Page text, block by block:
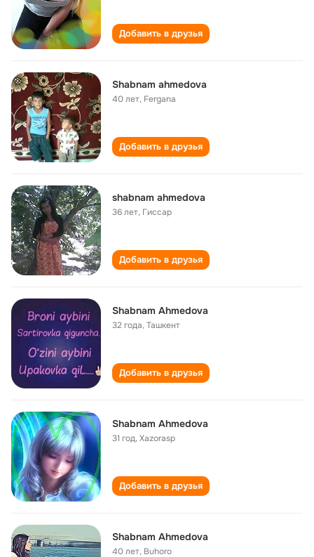
Добавить в друзья
Shabnam ahmedova
40 лет, Fergana
Добавить в друзья
shabnam ahmedova
36 лет, Гиссар
Добавить в друзья
Shabnam Ahmedova
32 года,Ташкент
Добавить в друзья
Shabnam Ahmedova
31 год,Xazorasp
Добавить в друзья
Shabnam Ahmedova
40 лет, Buhoro